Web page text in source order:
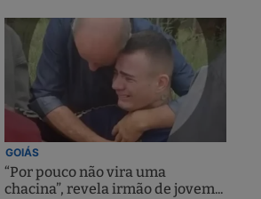
GOIÁS
“Por pouco não vira uma
chacina”, revela irmão de jovem...